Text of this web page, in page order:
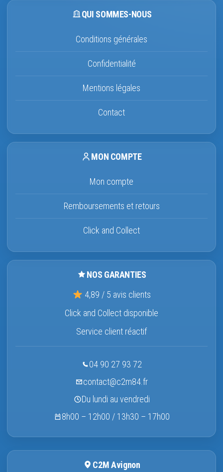
QUI SOMMES-NOUS
Conditions générales
Confidentialité
Mentions légales
Contact
MON COMPTE
Mon compte
Remboursements et retours
Click and Collect
NOS GARANTIES
4,89 / 5 avis clients
Click and Collect disponible
Service client réactif
04 90 27 93 72
contact@c2m84.fr
Du lundi au vendredi
8h00 – 12h00 / 13h30 – 17h00
C2M Avignon